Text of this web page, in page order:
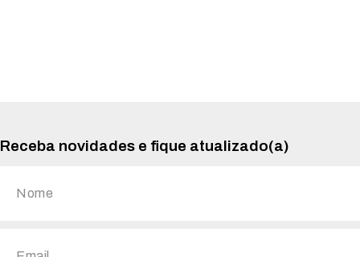
Receba novidades e fique atualizado(a)